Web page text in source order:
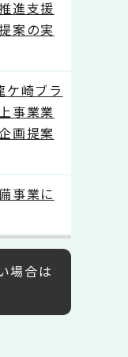
進支援
案の実
ケ崎ブラ
事業業
画提案
事業に
場合は